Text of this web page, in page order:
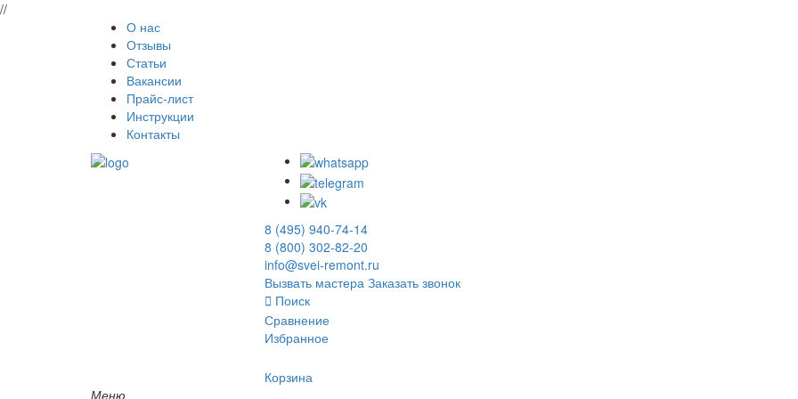
//
О нас
Отзывы
Статьи
Вакансии
Прайс-лист
Инструкции
Контакты
8 (495) 940-74-14
8 (800) 302-82-20
info@svei-remont.ru
Вызвать мастера Заказать звонок
Поиск
Сравнение
Избранное
Корзина
Меню